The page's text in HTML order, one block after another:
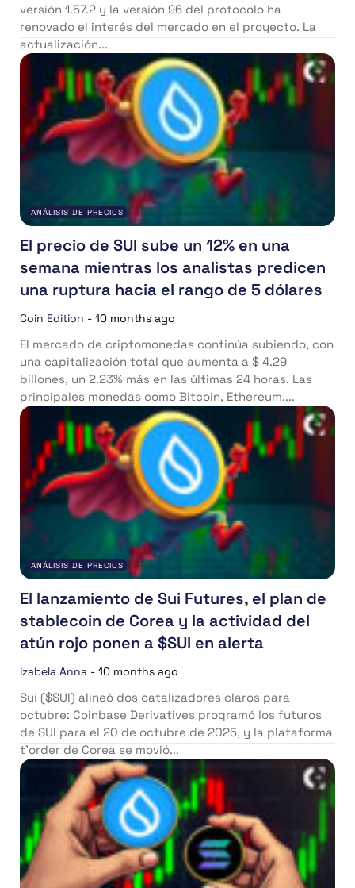
versión 1.57.2 y la versión 96 del protocolo ha
renovado el interés del mercado en el proyecto. La
actualización...
ANÁLISIS DE PRECIOS
El precio de SUI sube un 12% en una
semana mientras los analistas predicen
una ruptura hacia el rango de 5 dólares
Coin Edition - 10 months ago
El mercado de criptomonedas continúa subiendo, con
una capitalización total que aumenta a $ 4.29
billones, un 2.23% más en las últimas 24 horas. Las
principales monedas como Bitcoin, Ethereum,...
ANÁLISIS DE PRECIOS
El lanzamiento de Sui Futures, el plan de
stablecoin de Corea y la actividad del
atún rojo ponen a $SUI en alerta
Izabela Anna - 10 months ago
Sui ($SUI) alineó dos catalizadores claros para
octubre: Coinbase Derivatives programó los futuros
de SUI para el 20 de octubre de 2025, y la plataforma
t’order de Corea se movió...